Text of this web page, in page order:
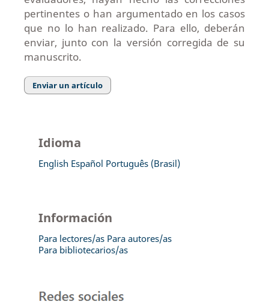
pertinentes o han argumentado en los casos
que no lo han realizado. Para ello, deberán
enviar, junto con la versión corregida de su
manuscrito.
Enviar un artículo
Idioma
English Español Português (Brasil)
Información
Para lectores/as Para autores/as
Para bibliotecarios/as